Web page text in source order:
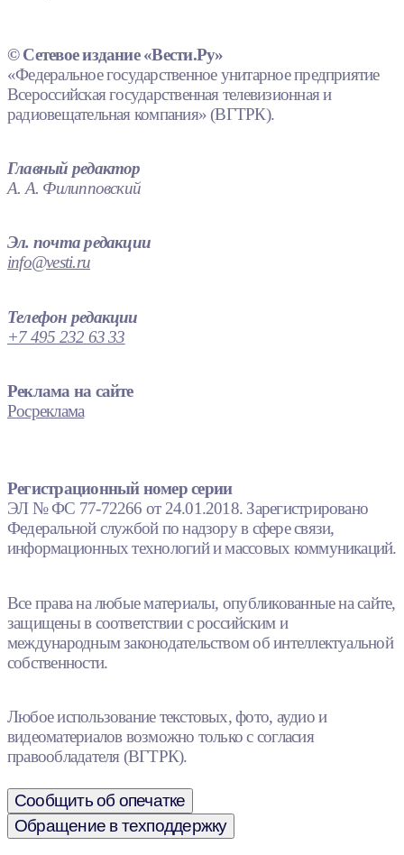
© Сетевое издание «Вести.Ру»
«Федеральное государственное унитарное предприятие
Всероссийская государственная телевизионная и
радиовещательная компания» (ВГТРК).
Главный редактор
А. А. Филипповский
Эл. почта редакции
info@vesti.ru
Телефон редакции
+7 495 232 63 33
Реклама на сайте
Росреклама
Регистрационный номер серии
ЭЛ № ФС 77-72266 от 24.01.2018. Зарегистрировано
Федеральной службой по надзору в сфере связи,
информационных технологий и массовых коммуникаций.
Все права на любые материалы, опубликованные на сайте,
защищены в соответствии с российским и
международным законодательством об интеллектуальной
собственности.
Любое использование текстовых, фото, аудио и
видеоматериалов возможно только с согласия
правообладателя (ВГТРК).
Сообщить об опечатке
Обращение в техподдержку